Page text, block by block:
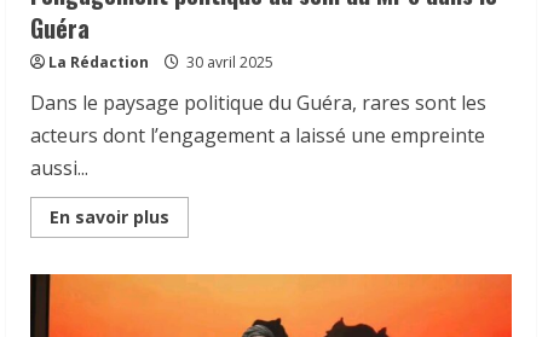
Guéra
La Rédaction 30 avril 2025
Dans le paysage politique du Guéra, rares sont les
acteurs dont l’engagement a laissé une empreinte
aussi...
En savoir plus
more